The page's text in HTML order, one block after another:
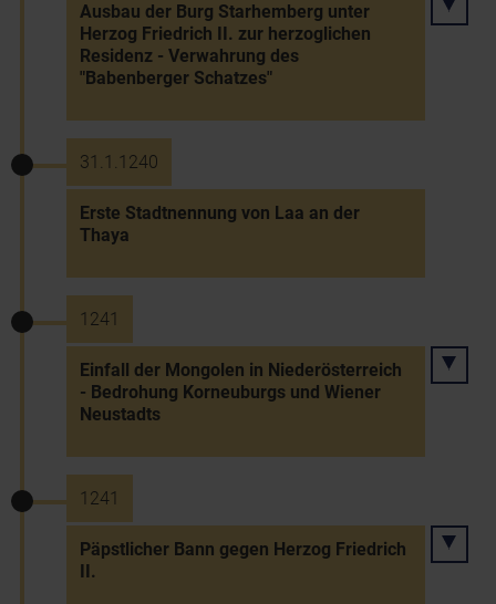
Ausbau der Burg Starhemberg unter
Herzog Friedrich II. zur herzoglichen
Residenz - Verwahrung des
"Babenberger Schatzes"
31.1.1240
Erste Stadtnennung von Laa an der
Thaya
1241
Einfall der Mongolen in Niederösterreich
- Bedrohung Korneuburgs und Wiener
Neustadts
1241
Päpstlicher Bann gegen Herzog Friedrich
II.